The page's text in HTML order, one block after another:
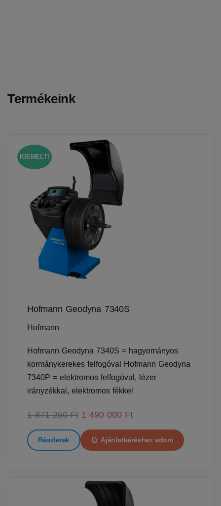
Termékeink
KIEMELT!
Hofmann Geodyna 7340S
Hofmann
Hofmann Geodyna 7340S = hagyományos
kormánykerekes felfogóval Hofmann Geodyna
7340P = elektromos felfogóval, lézer
irányzékkal, elektromos fékkel
1 871 250 Ft 1 490 000 Ft
Részletek Ajánlatkéréshez adom